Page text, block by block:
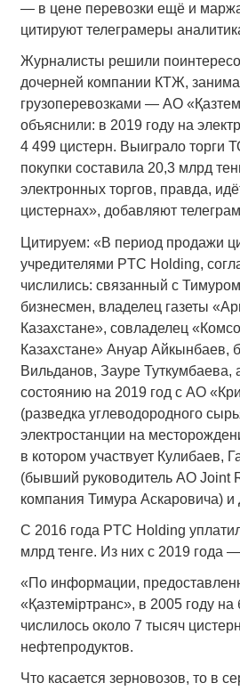
— в цене перевозки ещё и
цитируют телеграмеры
Журналисты решили
дочерней компании КТЖ,
грузоперевозками — АО
объяснили: в 2019 году на
4 499 цистерн. Выиграло торги
покупки составила 20,3 млрд
электронных торгов, правда,
цистернах», добавляют
Цитируем: «В период продажи
учредителями PTC Holding,
числились: связанный с
бизнесмен, владелец газеты
Казахстане», совладелец
Казахстане» Ануар Айкынбаев,
Вильданов, Зауре
состоянию на 2019 год с АО
(разведка углеводородного
электростанции на
в котором участвует Кулибаев,
(бывший руководитель АО Joint
компания Тимура Аскаровича)
С 2016 года PTC Holding
млрд тенге. Из них с 2019 года
«По информации,
«Қазтемiртранс», в 2005 году
числилось около 7 тысяч
нефтепродуктов.
Что касается зерновозов, то в